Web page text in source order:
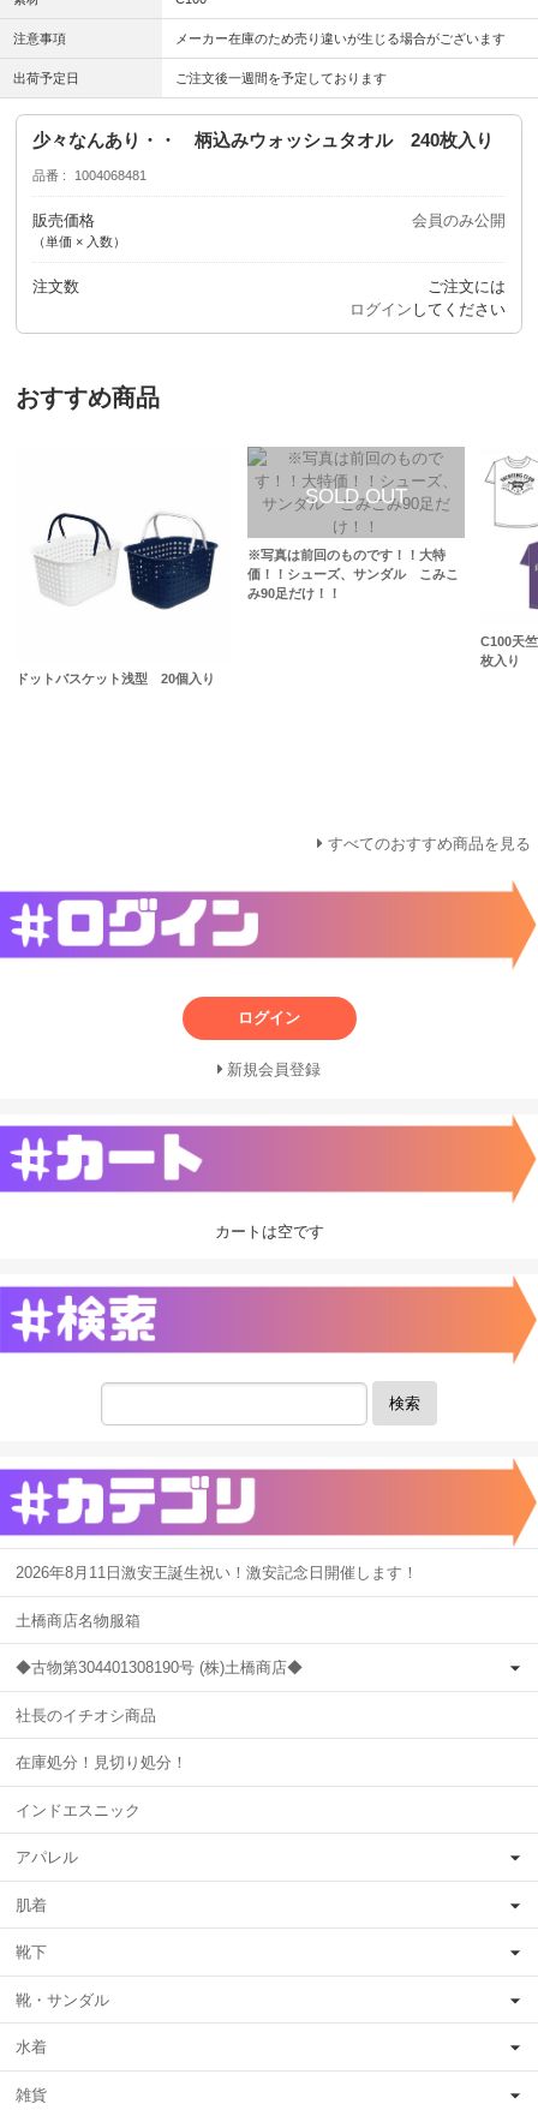
注意事項 メーカー在庫のため売り違いが生じる場合がございます
出荷予定日 ご注文後一週間を予定しております
少々なんあり・・ 柄込みウォッシュタオル 240枚入り
品番 1004068481
販売価格
（単価 × 入数）
会員のみ公開
注文数
ご注文には
ログイン してください
おすすめ商品
ドットバスケット浅型 20個入り
※写真は前回のものです！！大特
価！！シューズ、サンダル こみこ
み90足だけ！！
C100天
枚入り
すべてのおすすめ商品を見る
ログイン
新規会員登録
カートは空です
検索
2026年8月11日激安王誕生祝い！激安記念日開催します！
土橋商店名物服箱
◆古物第304401308190号 (株)土橋商店◆
社長のイチオシ商品
在庫処分！見切り処分！
インドエスニック
アパレル
肌着
靴下
靴・サンダル
水着
雑貨